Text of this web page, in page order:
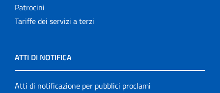
Patrocini
Tariffe dei servizi a terzi
ATTI DI NOTIFICA
Atti di notificazione per pubblici proclami